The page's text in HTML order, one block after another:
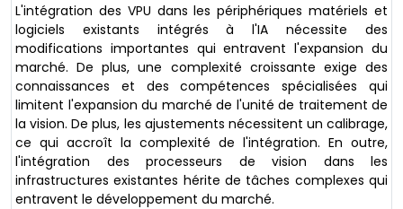
L'intégration des VPU dans les périphériques matériels et
logiciels existants intégrés à l'IA nécessite des
modifications importantes qui entravent l'expansion du
marché. De plus, une complexité croissante exige des
connaissances et des compétences spécialisées qui
limitent l'expansion du marché de l'unité de traitement de
la vision. De plus, les ajustements nécessitent un calibrage,
ce qui accroît la complexité de l'intégration. En outre,
l'intégration des processeurs de vision dans les
infrastructures existantes hérite de tâches complexes qui
entravent le développement du marché.